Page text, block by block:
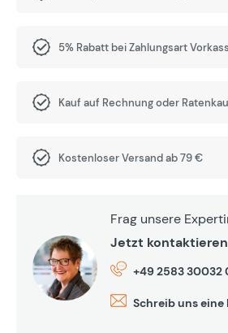
5% Rabatt bei Zahlungsart
Kauf auf Rechnung oder
Kostenloser Versand ab 79 €
Frag unsere
Jetzt kontaktieren
+49 2583 30032
Schreib uns eine